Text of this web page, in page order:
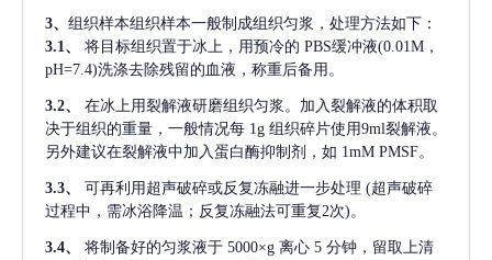
3、 组织样本组织样本一般制成组织匀浆，处理方法如下：
3.1、
将目标组织置于冰上，用预冷的 PBS缓冲液(0.01M，
pH=7.4)洗涤去除残留的血液，称重后备用。
3.2、
在冰上用裂解液研磨组织匀浆。加入裂解液的体积取
决于组织的重量，一般情况每 1g 组织碎片使用9ml裂解液。
另外建议在裂解液中加入蛋白酶抑制剂，如 1mM PMSF。
3.3、 可再利用超声破碎或反复冻融进一步处理 (超声破碎
过程中，需冰浴降温；反复冻融法可重复2次)。
3.4、 将制备好的匀浆液于 5000×g 离心 5 分钟，留取上清